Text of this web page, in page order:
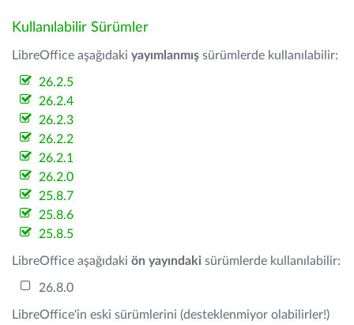
Kullanılabilir Sürümler
LibreOffice aşağıdaki yayımlanmış sürümlerde kullanılabilir:
26.2.5
26.2.4
26.2.3
26.2.2
26.2.1
26.2.0
25.8.7
25.8.6
25.8.5
LibreOffice aşağıdaki ön yayındaki sürümlerde kullanılabilir:
26.8.0
LibreOffice'in eski sürümlerini (desteklenmiyor olabilirler!)